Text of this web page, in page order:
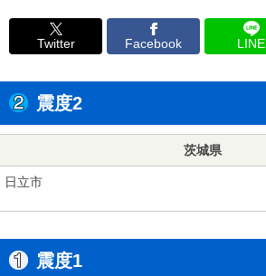
Twitter Facebook LINE
震度2
茨城県
日立市
震度1